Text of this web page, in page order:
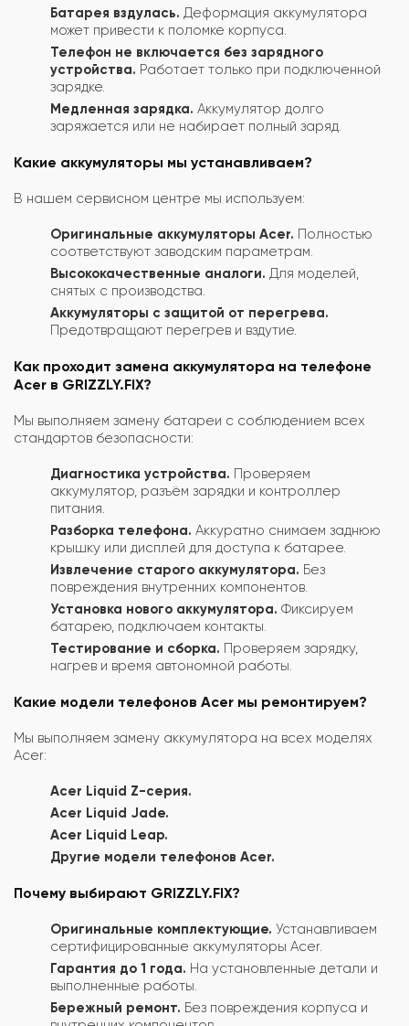
Батарея вздулась. Деформация аккумулятора
может привести к поломке корпуса.
Телефон не включается без зарядного
устройства. Работает только при подключенной
зарядке.
Медленная зарядка. Аккумулятор долго
заряжается или не набирает полный заряд.
Какие аккумуляторы мы устанавливаем?
В нашем сервисном центре мы используем:
Оригинальные аккумуляторы Acer. Полностью
соответствуют заводским параметрам.
Высококачественные аналоги. Для моделей,
снятых с производства.
Аккумуляторы с защитой от перегрева.
Предотвращают перегрев и вздутие.
Как проходит замена аккумулятора на телефоне
Acer в GRIZZLY.FIX?
Мы выполняем замену батареи с соблюдением всех
стандартов безопасности:
Диагностика устройства. Проверяем
аккумулятор, разъём зарядки и контроллер
питания.
Разборка телефона. Аккуратно снимаем заднюю
крышку или дисплей для доступа к батарее.
Извлечение старого аккумулятора. Без
повреждения внутренних компонентов.
Установка нового аккумулятора. Фиксируем
батарею, подключаем контакты.
Тестирование и сборка. Проверяем зарядку,
нагрев и время автономной работы.
Какие модели телефонов Acer мы ремонтируем?
Мы выполняем замену аккумулятора на всех моделях
Acer:
Acer Liquid Z-серия.
Acer Liquid Jade.
Acer Liquid Leap.
Другие модели телефонов Acer.
Почему выбирают GRIZZLY.FIX?
Оригинальные комплектующие. Устанавливаем
сертифицированные аккумуляторы Acer.
Гарантия до 1 года. На установленные детали и
выполненные работы.
Бережный ремонт. Без повреждения корпуса и